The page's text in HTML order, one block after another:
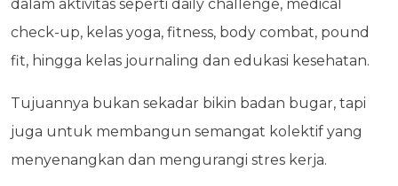
dalam aktivitas seperti daily challenge, medical
check-up, kelas yoga, fitness, body combat, pound
fit, hingga kelas journaling dan edukasi kesehatan.
Tujuannya bukan sekadar bikin badan bugar, tapi
juga untuk membangun semangat kolektif yang
menyenangkan dan mengurangi stres kerja.